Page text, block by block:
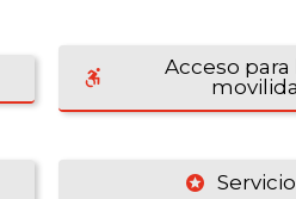
Acceso